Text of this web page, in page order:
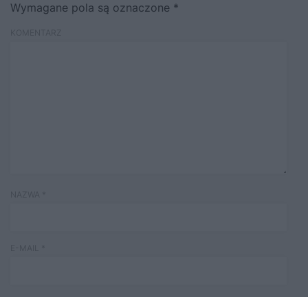
Wymagane pola są oznaczone *